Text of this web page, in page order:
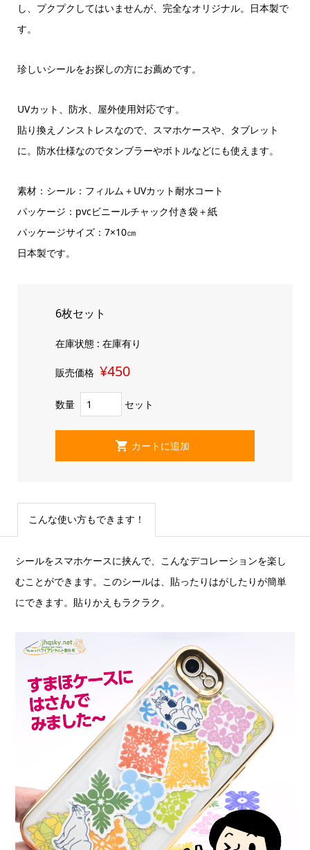
し、プクプクしてはいませんが、完全なオリジナル。日本製で
す。
珍しいシールをお探しの方にお薦めです。
UVカット、防水、屋外使用対応です。
貼り換えノンストレスなので、スマホケースや、タブレット
に。防水仕様なのでタンブラーやボトルなどにも使えます。
素材：シール：フィルム＋UVカット耐水コート
パッケージ：pvcビニールチャック付き袋＋紙
パッケージサイズ：7×10㎝
日本製です。
6枚セット
在庫状態 : 在庫有り
販売価格 ¥450
数量 セット
こんな使い方もできます！
シールをスマホケースに挟んで、こんなデコレーションを楽し
むことができます。このシールは、貼ったりはがしたりが簡単
にできます。貼りかえもラクラク。